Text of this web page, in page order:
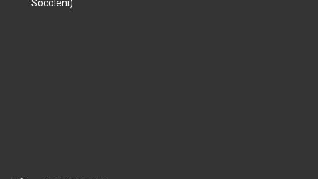
Socoleni)